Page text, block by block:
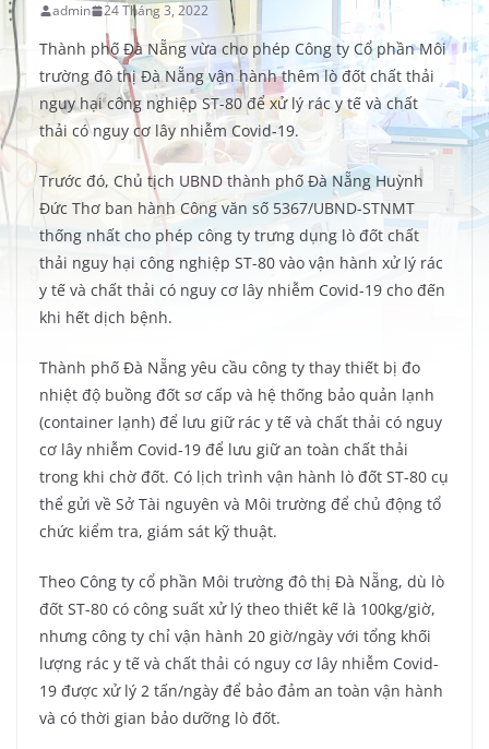
admin 24 Tháng 3, 2022
Thành phố Đà Nẵng vừa cho phép Công ty Cổ phần Môi
trường đô thị Đà Nẵng vận hành thêm lò đốt chất thải
nguy hại công nghiệp ST-80 để xử lý rác y tế và chất
thải có nguy cơ lây nhiễm Covid-19.
Trước đó, Chủ tịch UBND thành phố Đà Nẵng Huỳnh
Đức Thơ ban hành Công văn số 5367/UBND-STNMT
thống nhất cho phép công ty trưng dụng lò đốt chất
thải nguy hại công nghiệp ST-80 vào vận hành xử lý rác
y tế và chất thải có nguy cơ lây nhiễm Covid-19 cho đến
khi hết dịch bệnh.
Thành phố Đà Nẵng yêu cầu công ty thay thiết bị đo
nhiệt độ buồng đốt sơ cấp và hệ thống bảo quản lạnh
(container lạnh) để lưu giữ rác y tế và chất thải có nguy
cơ lây nhiễm Covid-19 để lưu giữ an toàn chất thải
trong khi chờ đốt. Có lịch trình vận hành lò đốt ST-80 cụ
thể gửi về Sở Tài nguyên và Môi trường để chủ động tổ
chức kiểm tra, giám sát kỹ thuật.
Theo Công ty cổ phần Môi trường đô thị Đà Nẵng, dù lò
đốt ST-80 có công suất xử lý theo thiết kế là 100kg/giờ,
nhưng công ty chỉ vận hành 20 giờ/ngày với tổng khối
lượng rác y tế và chất thải có nguy cơ lây nhiễm Covid-
19 được xử lý 2 tấn/ngày để bảo đảm an toàn vận hành
và có thời gian bảo dưỡng lò đốt.